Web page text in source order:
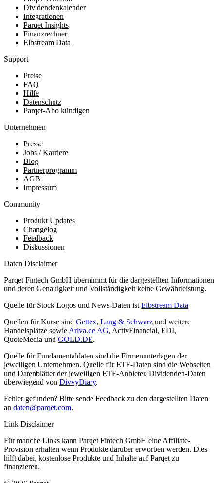
Dividendenkalender
Integrationen
Parqet Insights
Finanzrechner
Elbstream Data
Support
Preise
FAQ
Hilfe
Datenschutz
Parqet-Abo kündigen
Unternehmen
Presse
Jobs / Karriere
Blog
Partnerprogramm
AGB
Impressum
Community
Produkt Updates
Changelog
Feedback
Diskussionen
Daten Disclaimer
Parqet Fintech GmbH übernimmt für die dargestellten Informationen
und deren Genauigkeit und Vollständigkeit keine Gewährleistung.
Quelle für Stock Logos und News-Daten ist Elbstream Data
Quellen für Kurse sind Gettex, Lang & Schwarz und weitere
Handelsplätze sowie Ariva.de AG, ActivFinancial, EDI,
QuoteMedia und GOLD.DE.
Quelle für Fundamentaldaten sind die Firmenunterlagen der
jeweiligen Unternehmen. Quelle für ETF-Daten sind die Webseiten
und Datenblätter der jeweiligen ETF-Anbieter. Dividenden-Daten
überwiegend von DivvyDiary.
Fehler gefunden? Bitte sende Feedback zu den dargestellten Daten
an daten@parqet.com.
Link Disclaimer
Für manche Links kann Parqet Fintech GmbH eine Affiliate-
Provision erhalten wenn Produkte darüber erworben werden. Dies
hilft dabei, kostenlose Produkte und Inhalte auf Parqet zu
finanzieren.